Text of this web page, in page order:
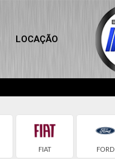
LOCAÇÃO
FIAT FORD